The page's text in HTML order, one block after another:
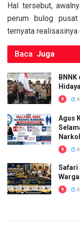
o
k
Hal tersebut,
perum bulog
ternyata realisasinya
Baca Juga
BNNK
Agus
Safari